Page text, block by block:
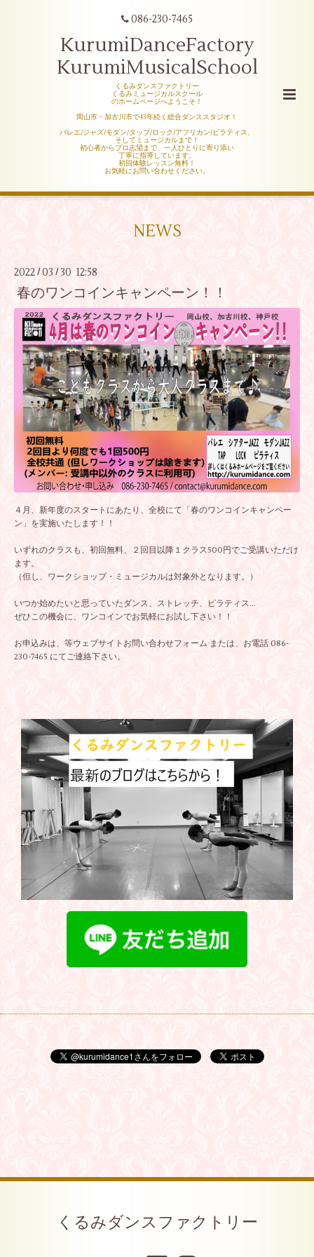
086-230-7465
KurumiDanceFactory
KurumiMusicalSchool
くるみダンスファクトリー
くるみミュージカルスクール
のホームページへようこそ！
岡山市・加古川市で43年続く総合ダンススタジオ！
バレエ/ジャズ/モダン/タップ/ロック/アフリカン/ピラティス、
そしてミュージカルまで！
初心者からプロ志望まで、一人ひとりに寄り添い
丁寧に指導しています。
初回体験レッスン無料！
お気軽にお問い合わせください。
NEWS
2022 / 03 / 30 12:58
春のワンコインキャンペーン！！
４月、新年度のスタートにあたり、全校にて「春のワンコインキャンペー
ン」を実施いたします！！
いずれのクラスも、初回無料、２回目以降１クラス500円でご受講いただけ
ます。
（但し、ワークショップ・ミュージカルは対象外となります。）
いつか始めたいと思っていたダンス、ストレッチ、ピラティス...
ぜひこの機会に、ワンコインでお気軽にお試し下さい！！
お申込みは、等ウェブサイト お問い合わせフォーム または、お電話 086-
230-7465 にてご連絡下さい。
くるみダンスファクトリー